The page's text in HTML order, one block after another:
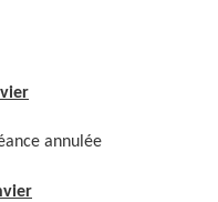
annulée